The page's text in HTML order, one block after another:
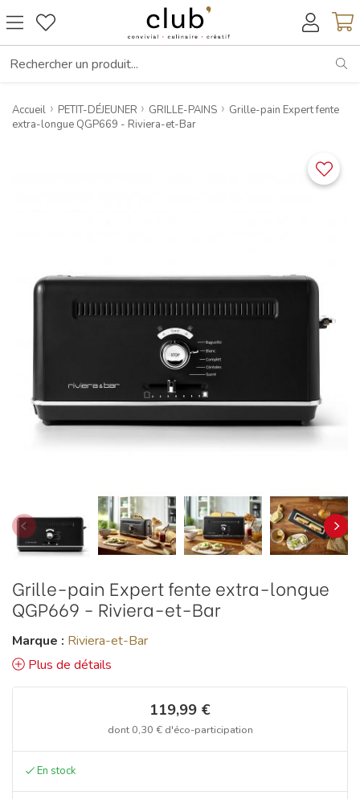
Accueil PETIT-DÉJEUNER GRILLE-PAINS
Grille-pain Expert fente
extra-longue QGP669 - Riviera-et-Bar
Grille-pain Expert fente extra-longue
QGP669 - Riviera-et-Bar
Marque : Riviera-et-Bar
Plus de détails
119,99 €
dont 0,30 €d'éco-participation